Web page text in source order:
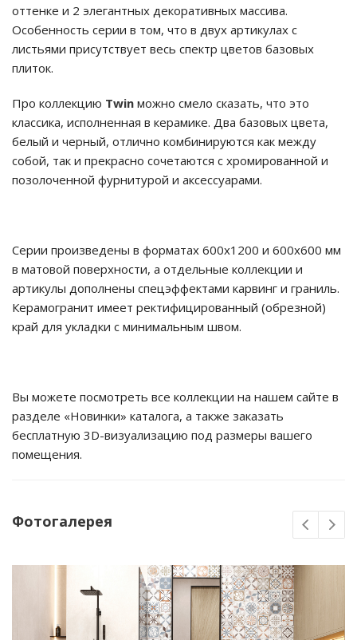
оттенке и 2 элегантных декоративных массива.
Особенность серии в том, что в двух артикулах с
листьями присутствует весь спектр цветов базовых
плиток.
Про коллекцию Twin можно смело сказать, что это
классика, исполненная в керамике. Два базовых цвета,
белый и черный, отлично комбинируются как между
собой, так и прекрасно сочетаются с хромированной и
позолоченной фурнитурой и аксессуарами.
Серии произведены в форматах 600х1200 и 600x600 мм
в матовой поверхности, а отдельные коллекции и
артикулы дополнены спецэффектами карвинг и граниль.
Керамогранит имеет ректифицированный (обрезной)
край для укладки с минимальным швом.
Вы можете посмотреть все коллекции на нашем сайте в
разделе «Новинки» каталога, а также заказать
бесплатную 3D-визуализацию под размеры вашего
помещения.
Фотогалерея